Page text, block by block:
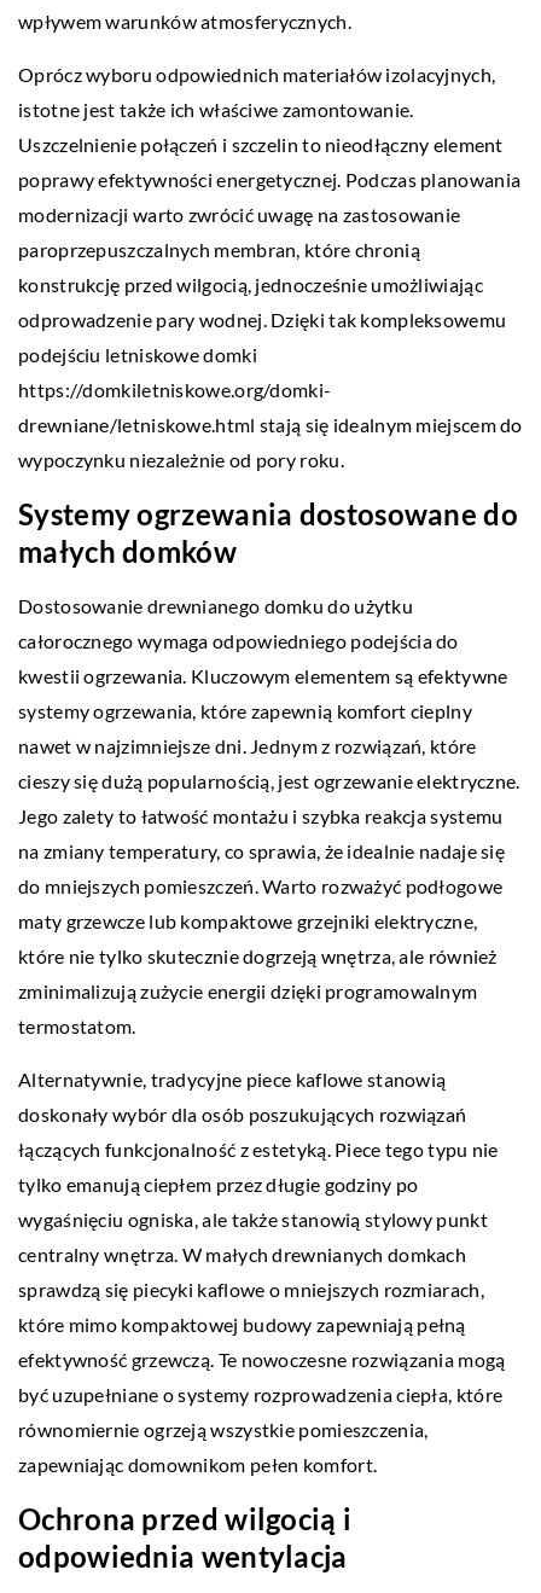
wpływem warunków atmosferycznych.
Oprócz wyboru odpowiednich materiałów izolacyjnych,
istotne jest także ich właściwe zamontowanie.
Uszczelnienie połączeń i szczelin to nieodłączny element
poprawy efektywności energetycznej. Podczas planowania
modernizacji warto zwrócić uwagę na zastosowanie
paroprzepuszczalnych membran, które chronią
konstrukcję przed wilgocią, jednocześnie umożliwiając
odprowadzenie pary wodnej. Dzięki tak kompleksowemu
podejściu letniskowe domki
https://domkiletniskowe.org/domki-
drewniane/letniskowe.html stają się idealnym miejscem do
wypoczynku niezależnie od pory roku.
Systemy ogrzewania dostosowane do
małych domków
Dostosowanie drewnianego domku do użytku
całorocznego wymaga odpowiedniego podejścia do
kwestii ogrzewania. Kluczowym elementem są efektywne
systemy ogrzewania, które zapewnią komfort cieplny
nawet w najzimniejsze dni. Jednym z rozwiązań, które
cieszy się dużą popularnością, jest ogrzewanie elektryczne.
Jego zalety to łatwość montażu i szybka reakcja systemu
na zmiany temperatury, co sprawia, że idealnie nadaje się
do mniejszych pomieszczeń. Warto rozważyć podłogowe
maty grzewcze lub kompaktowe grzejniki elektryczne,
które nie tylko skutecznie dogrzeją wnętrza, ale również
zminimalizują zużycie energii dzięki programowalnym
termostatom.
Alternatywnie, tradycyjne piece kaflowe stanowią
doskonały wybór dla osób poszukujących rozwiązań
łączących funkcjonalność z estetyką. Piece tego typu nie
tylko emanują ciepłem przez długie godziny po
wygaśnięciu ogniska, ale także stanowią stylowy punkt
centralny wnętrza. W małych drewnianych domkach
sprawdzą się piecyki kaflowe o mniejszych rozmiarach,
które mimo kompaktowej budowy zapewniają pełną
efektywność grzewczą. Te nowoczesne rozwiązania mogą
być uzupełniane o systemy rozprowadzenia ciepła, które
równomiernie ogrzeją wszystkie pomieszczenia,
zapewniając domownikom pełen komfort.
Ochrona przed wilgocią i
odpowiednia wentylacja